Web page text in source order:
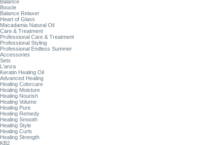
Balance
Boucle
Balance Relaxer
Heart of Glass
Macadamia Natural Oil
Care & Treatment
Professional Care & Treatment
Professional Styling
Professional Endless Summer
Accessories
Sets
L'anza
Keratin Healing Oil
Advanced Healing
Healing Colorcare
Healing Moisture
Healing Nourish
Healing Volume
Healing Pure
Healing Remedy
Healing Smooth
Healing Style
Healing Curls
Healing Strength
KB2